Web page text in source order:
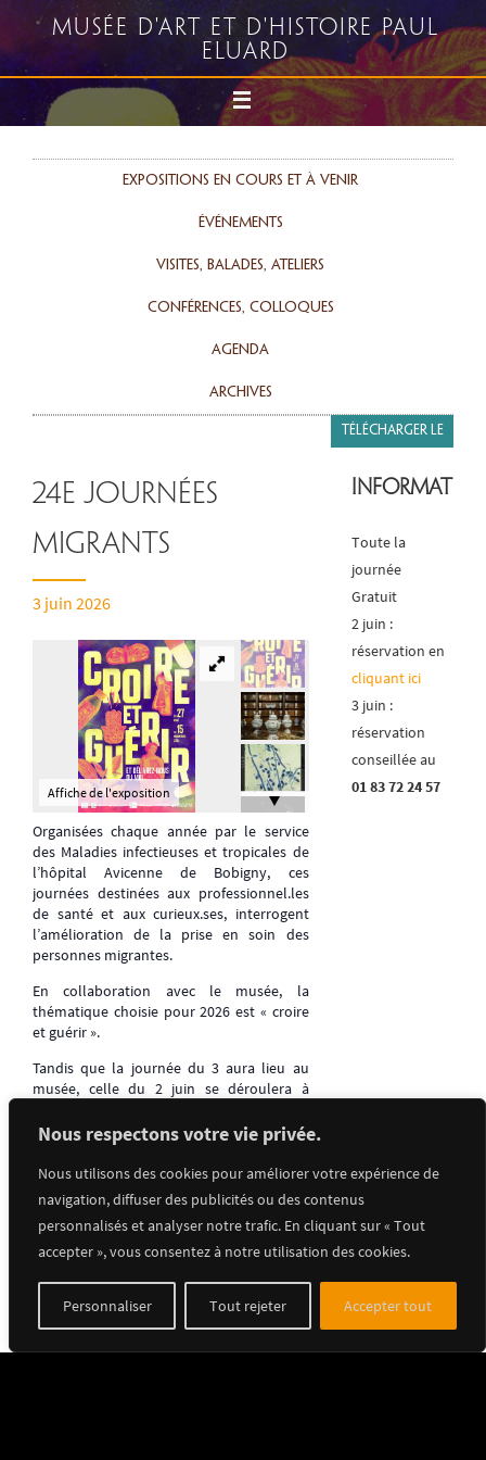
Nous respectons votre vie privée.
Nous utilisons des cookies pour améliorer votre expérience de
navigation, diffuser des publicités ou des contenus
personnalisés et analyser notre trafic. En cliquant sur « Tout
accepter », vous consentez à notre utilisation des cookies.
Personnaliser Tout rejeter Accepter tout
Musée d'art et d'histoire Paul
Eluard
Expositions en cours et à venir
événements
Visites, balades, ateliers
Conférences, colloques
Télécharger le
agenda
Archives
24e Journées
migrants
3 juin 2026
Affiche de l'exposition
Organisées chaque année par le service
des Maladies infectieuses et tropicales de
l’hôpital Avicenne de Bobigny, ces
journées destinées aux professionnel.les
de santé et aux curieux.ses, interrogent
l’amélioration de la prise en soin des
personnes migrantes.
En collaboration avec le musée, la
thématique choisie pour 2026 est « croire
et guérir ».
Tandis que la journée du 3 aura lieu au
musée, celle du 2 juin se déroulera à
Retrouvez toute la programmation
dans
l’agenda
Ajouter au calendrier
Toute la
journée
Gratuit
2 juin :
réservation en
cliquant ici
3 juin :
réservation
conseillée au
01 83 72 24 57